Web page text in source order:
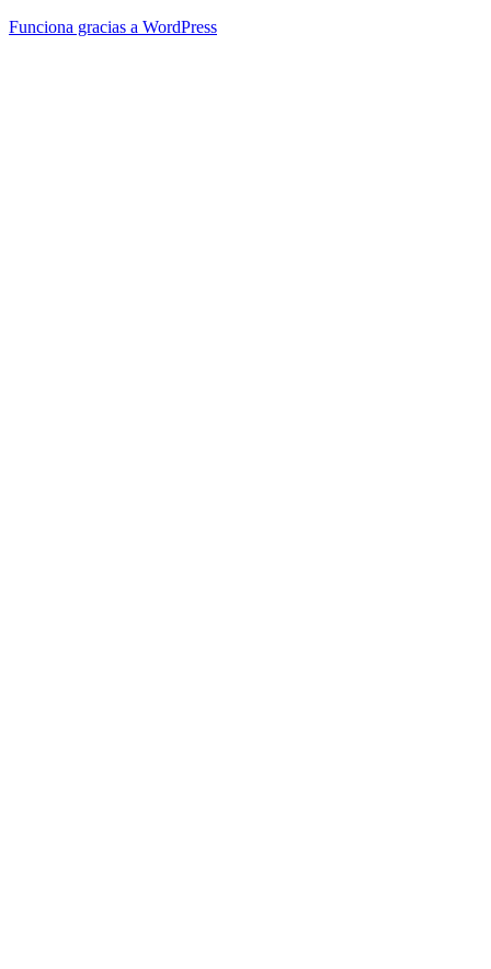
Funciona gracias a WordPress